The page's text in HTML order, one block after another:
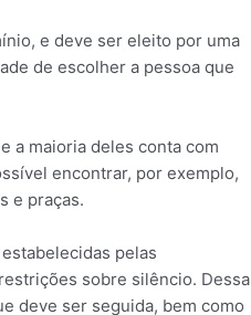
e deve ser eleito por uma
de escolher a pessoa que
a maioria deles conta com
encontrar, por exemplo,
e praças.
pelas
sobre silêncio. Dessa
deve ser seguida, bem como